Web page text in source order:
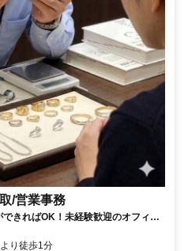
/営業事務
きればOK！未経験歓迎のオフィス
」より徒歩1分